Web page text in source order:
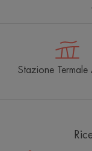
Stazione Termale